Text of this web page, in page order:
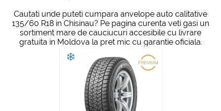
Cautati unde puteti cumpara anvelope auto calitative
135/60 R18 in Chisinau? Pe pagina curenta veti gasi un
sortiment mare de cauciucuri accesibile cu livrare
gratuita in Moldova la pret mic cu garantie oficiala.